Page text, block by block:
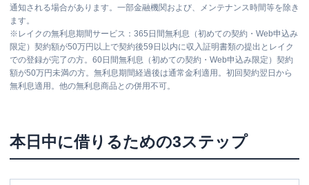
通知される場合があります。一部金融機関および、メンテナンス時間等を除き
ます。
※ レイクの無利息期間サービス：365日間無利息（初めての契約・Web申込み
限定）契約額が50万円以上で契約後59日以内に収入証明書類の提出とレイク
での登録が完了の方。60日間無利息（初めての契約・Web申込み限定）契約
額が50万円未満の方。無利息期間経過後は通常金利適用。初回契約翌日から
無利息適用。他の無利息商品との併用不可。
本日中に借りるための3ステップ